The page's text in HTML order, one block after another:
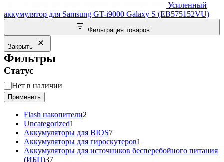
Усиленный
аккумулятор для Samsung GT-i9000 Galaxy S (EB575152VU)
Фильтрация товаров
Закрыть
Фильтры
Статус
Статус
Нет в наличии
Применить
Flash накопители2
Uncategorized1
товар
Аккумуляторы для BIOS77
товаров
Аккумуляторы для гироскутеров1
товар
Аккумуляторы для источников бесперебойного питания
(ИБП)3737